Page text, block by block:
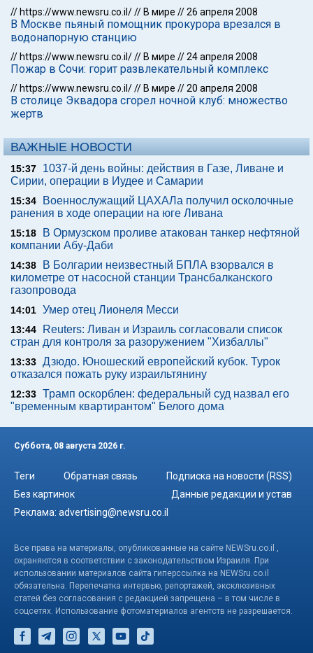
// https://www.newsru.co.il/// В мире //26 апреля 2008
В Москве пьяный помощник прокурора врезался в
водонапорную станцию
// https://www.newsru.co.il/// В мире //24 апреля 2008
Пожар в Сочи: горит развлекательный комплекс
// https://www.newsru.co.il/// В мире //20 апреля 2008
В столице Эквадора сгорел ночной клуб: множество
жертв
ВАЖНЫЕ НОВОСТИ
15:37
1037-й день войны: действия в Газе, Ливане и
Сирии, операции в Иудее и Самарии
15:34
Военнослужащий ЦАХАЛа получил осколочные
ранения в ходе операции на юге Ливана
15:18
В Ормузском проливе атакован танкер нефтяной
компании Абу-Даби
14:38
В Болгарии неизвестный БПЛА взорвался в
километре от насосной станции Трансбалканского
газопровода
14:01 Умер отец Лионеля Месси
13:44
Reuters: Ливан и Израиль согласовали список
стран для контроля за разоружением "Хизбаллы"
13:33 Дзюдо. Юношеский европейский кубок. Турок
отказался пожать руку израильтянину
12:33 Трамп оскорблен: федеральный суд назвал его
"временным квартирантом" Белого дома
Суббота, 08 августа 2026 г.
Теги Обратная связь
Подписка на новости (RSS)
Без картинок
Данные редакции и устав
Реклама: advertising@newsru.co.il
Все права на материалы, опубликованные на сайте NEWSru.co.il ,
охраняются в соответствии с законодательством Израиля. При
использовании материалов сайта гиперссылка на NEWSru.co.il
обязательна. Перепечатка интервью, репортажей, эксклюзивных
статей без согласования с редакцией запрещена – в том числе в
соцсетях. Использование фотоматериалов агентств не разрешается.